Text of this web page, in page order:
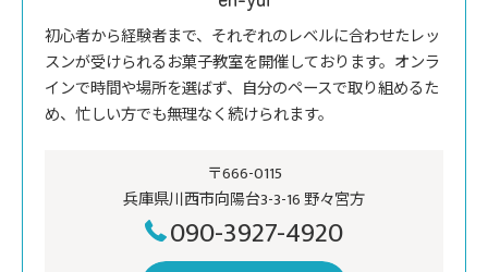
初心者から経験者まで、それぞれのレベルに合わせたレッ
スンが受けられるお菓子教室を開催しております。オンラ
インで時間や場所を選ばず、自分のペースで取り組めるた
め、忙しい方でも無理なく続けられます。
〒666-0115
兵庫県川西市向陽台3-3-16 野々宮方
090-3927-4920